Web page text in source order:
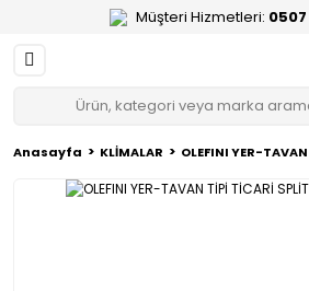
Müşteri Hizmetleri:
Anasayfa KLİMALAR OLEFINI YER-